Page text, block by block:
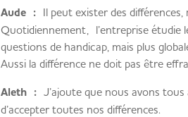
Aude :Il peut exister des différences,
Quotidiennement, l’entreprise étudie
questions de handicap, mais plus
Aussi la différence ne doit pas être
Aleth : J’ajoute que nous avons
d’accepter toutes nos différences.